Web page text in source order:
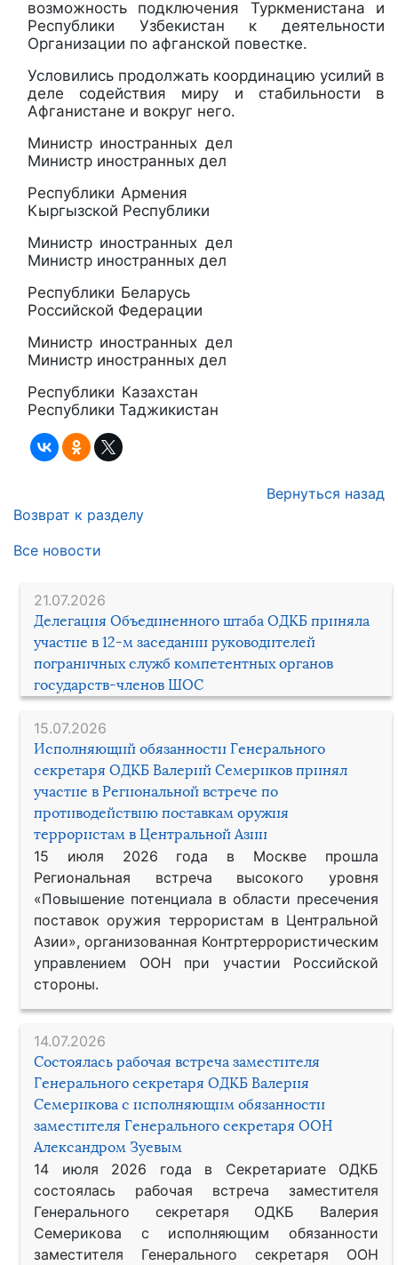
21.07.2026
Делегация Объединенного штаба ОДКБ приняла
участие в 12-м заседании руководителей
пограничных служб компетентных органов
государств-членов ШОС
15.07.2026
Исполняющий обязанности Генерального
секретаря ОДКБ Валерий Семериков принял
участие в Региональной встрече по
противодействию поставкам оружия
террористам в Центральной Азии
15 июля 2026 года в Москве прошла
Региональная встреча высокого уровня
«Повышение потенциала в области пресечения
поставок оружия террористам в Центральной
Азии», организованная Контртеррористическим
управлением ООН при участии Российской
стороны.
14.07.2026
Состоялась рабочая встреча заместителя
Генерального секретаря ОДКБ Валерия
Семерикова с исполняющим обязанности
заместителя Генерального секретаря ООН
Александром Зуевым
14 июля 2026 года в Секретариате ОДКБ
состоялась рабочая встреча заместителя
Генерального секретаря ОДКБ Валерия
Семерикова с исполняющим обязанности
заместителя Генерального секретаря ООН
возможность подключения Туркменистана и
Республики Узбекистан к деятельности
Организации по афганской повестке.
Условились продолжать координацию усилий в
деле содействия миру и стабильности в
Афганистане и вокруг него.
Министр иностранных дел
Министр иностранных дел
Республики Армения
Кыргызской Республики
Министр иностранных дел
Министр иностранных дел
Республики Беларусь
Российской Федерации
Министр иностранных дел
Министр иностранных дел
Республики Казахстан
Республики Таджикистан
Вернуться назад
Возврат к разделу
Все новости